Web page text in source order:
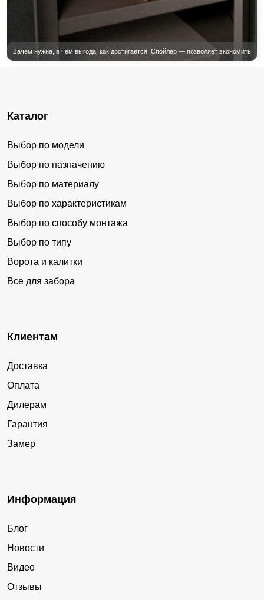
Каталог
Выбор по модели
Выбор по назначению
Выбор по материалу
Выбор по характеристикам
Выбор по способу монтажа
Выбор по типу
Ворота и калитки
Все для забора
Клиентам
Доставка
Оплата
Дилерам
Гарантия
Замер
Информация
Блог
Новости
Видео
Отзывы